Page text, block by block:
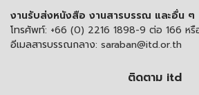
งานรับส่งหนังสือ งานสารบรรณ และอื่น ๆ
โทรศัพท์: +66 (0) 2216 1898-9 ต่อ 166 ห
อีเมลสารบรรณกลาง: saraban@itd.or.th
ติดตาม itd